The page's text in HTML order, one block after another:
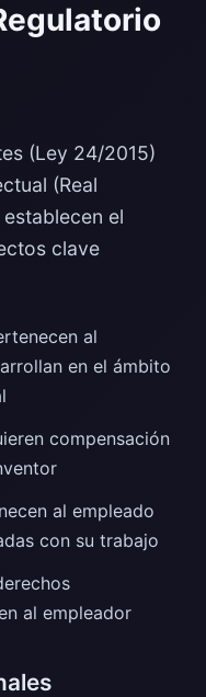
(Ley 24/2015)
(Real
el
clave
al
en el ámbito
compensación
al empleado
con su trabajo
al empleador